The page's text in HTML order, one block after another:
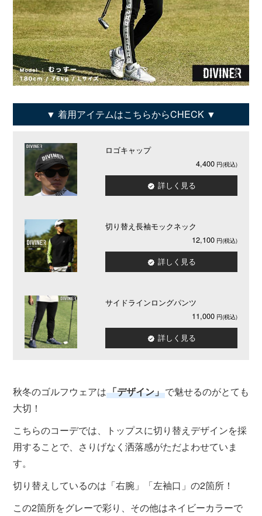
着用アイテムはこちらからCHECK
ロゴキャップ
4,400
詳しく見る
切り替え長袖モックネック
12,100
詳しく見る
サイドラインロングパンツ
11,000
詳しく見る
秋冬のゴルフウェアは「デザイン」で魅せるのがとても
大切！
こちらのコーデでは、トップスに切り替えデザインを採
用することで、さりげなく洒落感がただよわせていま
す。
切り替えしているのは「右腕」「左袖口」の2箇所！
この2箇所をグレーで彩り、その他はネイビーカラーで